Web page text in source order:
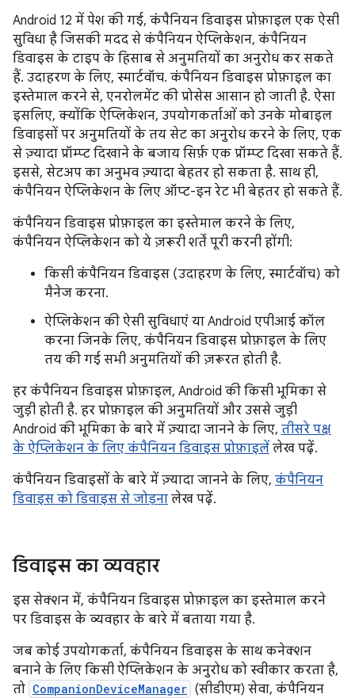
Android 12 में पेश की गई, कंपैनियन डिवाइस प्रोफ़ाइल एक ऐसी
सुविधा है जिसकी मदद से कंपैनियन ऐप्लिकेशन, कंपैनियन
डिवाइस के टाइप के हिसाब से अनुमतियों का अनुरोध कर सकते
हैं. उदाहरण के लिए, स्मार्टवॉच. कंपैनियन डिवाइस प्रोफ़ाइल का
इस्तेमाल करने से, एनरोलमेंट की प्रोसेस आसान हो जाती है. ऐसा
इसलिए, क्योंकि ऐप्लिकेशन, उपयोगकर्ताओं को उनके मोबाइल
डिवाइसों पर अनुमतियों के तय सेट का अनुरोध करने के लिए, एक
से ज़्यादा प्रॉम्प्ट दिखाने के बजाय सिर्फ़ एक प्रॉम्प्ट दिखा सकते हैं.
इससे, सेटअप का अनुभव ज़्यादा बेहतर हो सकता है. साथ ही,
कंपैनियन ऐप्लिकेशन के लिए ऑप्ट-इन रेट भी बेहतर हो सकते हैं.
कंपैनियन डिवाइस प्रोफ़ाइल का इस्तेमाल करने के लिए,
कंपैनियन ऐप्लिकेशन को ये ज़रूरी शर्तें पूरी करनी होंगी:
किसी कंपैनियन डिवाइस (उदाहरण के लिए, स्मार्टवॉच) को
मैनेज करना.
ऐप्लिकेशन की ऐसी सुविधाएं या Android एपीआई कॉल
करना जिनके लिए, कंपैनियन डिवाइस प्रोफ़ाइल के लिए
तय की गई सभी अनुमतियों की ज़रूरत होती है.
हर कंपैनियन डिवाइस प्रोफ़ाइल, Android की किसी भूमिका से
जुड़ी होती है. हर प्रोफ़ाइल की अनुमतियों और उससे जुड़ी
Android की भूमिका के बारे में ज़्यादा जानने के लिए, तीसरे पक्ष
के ऐप्लिकेशन के लिए कंपैनियन डिवाइस प्रोफ़ाइलें लेख पढ़ें.
कंपैनियन डिवाइसों के बारे में ज़्यादा जानने के लिए, कंपैनियन
डिवाइस को डिवाइस से जोड़ना लेख पढ़ें.
डिवाइस का व्यवहार
इस सेक्शन में, कंपैनियन डिवाइस प्रोफ़ाइल का इस्तेमाल करने
पर डिवाइस के व्यवहार के बारे में बताया गया है.
जब कोई उपयोगकर्ता, कंपैनियन डिवाइस के साथ कनेक्शन
बनाने के लिए किसी ऐप्लिकेशन के अनुरोध को स्वीकार करता है,
तो CompanionDeviceManager (सीडीएम) सेवा, कंपैनियन